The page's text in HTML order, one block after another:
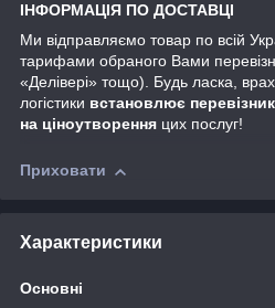
ІНФОРМАЦІЯ ПО ДОСТАВЦІ
Ми відправляємо товар по всій
тарифами обраного Вами
«Делівері» тощо). Будь ласка,
логістики встановлює перевізник
на ціноутворення цих послуг!
Приховати
Характеристики
Основні